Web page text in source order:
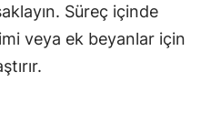
Süreç içinde
veya ek beyanlar için